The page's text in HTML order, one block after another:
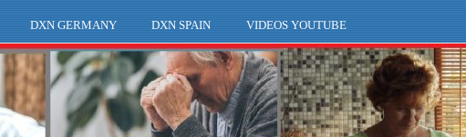
DXN GERMANY DXN SPAIN VIDEOS YOUTUBE